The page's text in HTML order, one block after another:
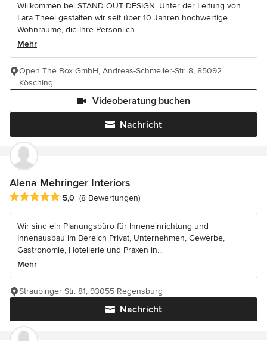
Willkommen bei STAND OUT DESIGN. Unter der Leitung von
Lara Theel gestalten wir seit über 10 Jahren hochwertige
Wohnräume, die Ihre Persönlich...
Mehr
Nachricht
Videoberatung buchen
Open The Box GmbH, Andreas-Schmeller-Str. 8, 85092
Kösching
Alena Mehringer Interiors
Durchschnittliche Bewertung: 5 von 5 Sternen
5,0 (8 Bewertungen)
Wir sind ein Planungsbüro für Inneneinrichtung und
Innenausbau im Bereich Privat, Unternehmen, Gewerbe,
Gastronomie, Hotellerie und Praxen in...
Mehr
Nachricht
Straubinger Str. 81, 93055 Regensburg